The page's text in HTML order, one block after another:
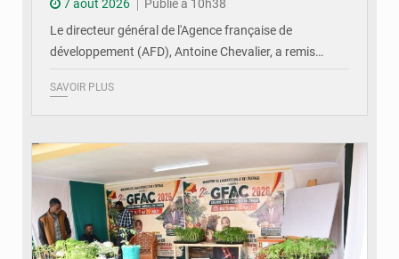
7 août 2026
Publié à 10h38
Le directeur général de l'Agence française de
développement (AFD), Antoine Chevalier, a remis…
SAVOIR PLUS